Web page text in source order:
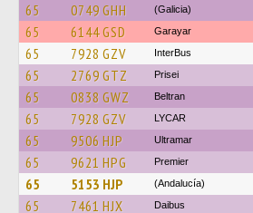
65 0749 GHH (Galicia)
65 6144 GSD Garayar
65 7928 GZV InterBus
65 2769 GTZ Prisei
65 0838 GWZ Beltran
65 7928 GZV LYCAR
65 9506 HJP Ultramar
65 9621 HPG Premier
65 5153 HJP (Andalucía)
65 7461 HJX Daibus